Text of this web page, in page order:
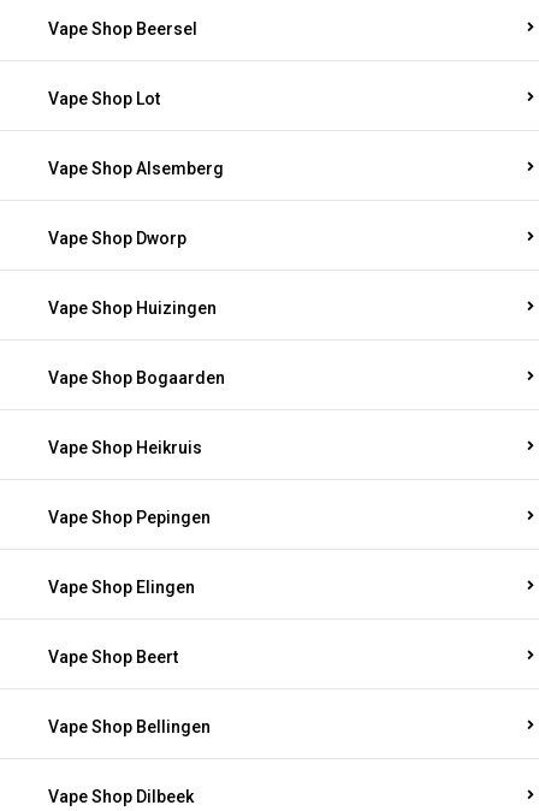
Vape Shop Beersel
Vape Shop Lot
Vape Shop Alsemberg
Vape Shop Dworp
Vape Shop Huizingen
Vape Shop Bogaarden
Vape Shop Heikruis
Vape Shop Pepingen
Vape Shop Elingen
Vape Shop Beert
Vape Shop Bellingen
Vape Shop Dilbeek